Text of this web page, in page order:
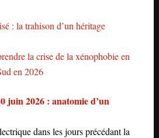
: la trahison d’un héritage
la crise de la xénophobie en
en 2026
juin 2026 : anatomie d’un
dans les jours précédant la